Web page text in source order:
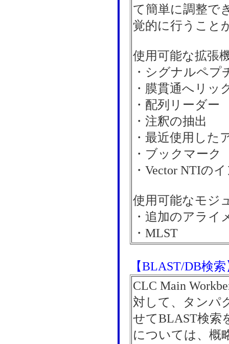
て簡単に調整で
覚的に行うこと
使用可能な拡張
・シグナルペプ
・膜貫通へリッ
・配列リーダー
・注釈の抽出
・最近使用した
・ブックマーク
・Vector NTIの
使用可能なモジ
・追加のアライ
・MLST
【BLAST/DB検
CLC Main
対して、タンパ
せてBLAST検索
については、概